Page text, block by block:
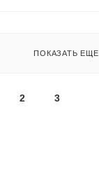
ПОКАЗАТЬ ЕЩЕ
2 3